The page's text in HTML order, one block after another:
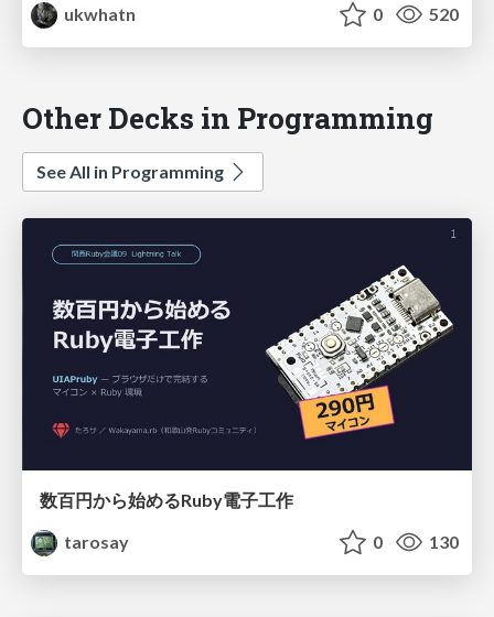
ukwhatn
0 520
Other Decks in Programming
See All in Programming
数百円から始めるRuby電子工作
tarosay
0 130